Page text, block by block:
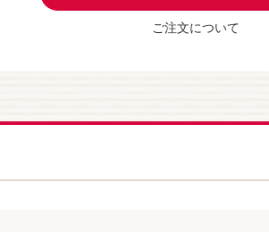
ご注文について